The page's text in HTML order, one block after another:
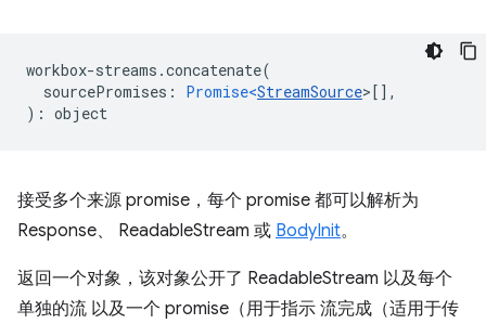
workbox-streams .concatenate(
sourcePromises : Promise<StreamSource>[],
) : object
接受多个来源 promise，每个 promise 都可以解析为
Response、 ReadableStream 或 BodyInit。
返回一个对象，该对象公开了 ReadableStream 以及每个
单独的流 以及一个 promise（用于指示 流完成（适用于传